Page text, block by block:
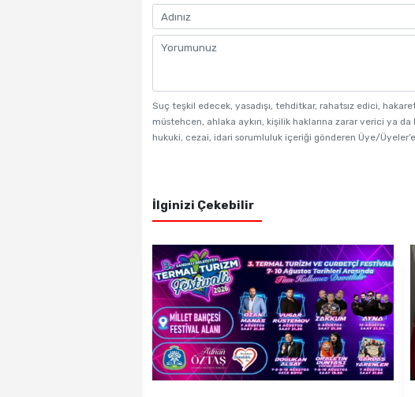
Suç teşkil edecek, yasadışı, tehditkar, rahatsız edici,
müstehcen, ahlaka aykırı, kişilik haklarına zarar verici ya
hukuki, cezai, idari sorumluluk içeriği gönderen Üye/
İlginizi Çekebilir